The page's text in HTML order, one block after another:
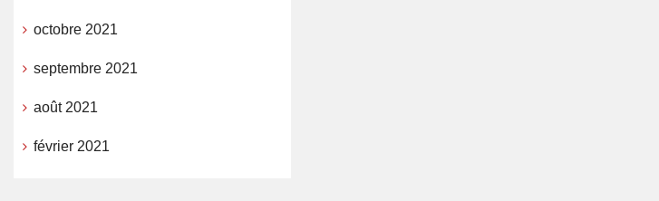
octobre 2021
septembre 2021
août 2021
février 2021